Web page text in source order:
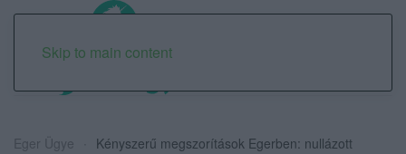
Skip to main content
Eger Ügye
Kényszerű megszorítások Egerben: nullázott